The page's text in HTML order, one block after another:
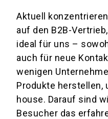
Aktuell
auf den B2B-
ideal für uns –
auch für neue
wenigen
Produkte herstellen,
house. Darauf sind
Besucher das